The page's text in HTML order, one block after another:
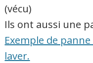
(vécu)
Ils ont aussi une
Exemple de
laver.